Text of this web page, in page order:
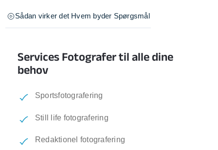
Sådan virker det Hvem byder Spørgsmål
Services Fotografer til alle dine
behov
Sportsfotografering
Still life fotografering
Redaktionel fotografering